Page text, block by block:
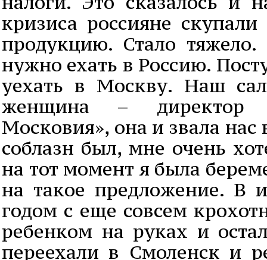
кризиса россияне
продукцию. Стало
нужно ехать в Россию.
уехать в Москву. Наш
женщина – директор
Московия», она и звала нас
соблазн был, мне очень
на тот момент я была
на такое предложение. В
годом с еще совсем
ребенком на руках и
переехали в Смоленск и